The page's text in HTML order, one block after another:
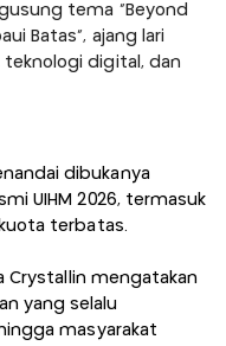
tema “Beyond
Batas”, ajang lari
teknologi digital, dan
dibukanya
UIHM 2026, termasuk
terbatas.
Crystallin mengatakan
yang selalu
masyarakat